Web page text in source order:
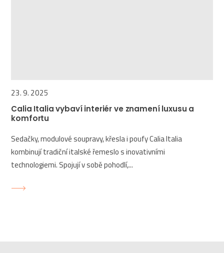
23. 9. 2025
Calia Italia vybaví interiér ve znamení luxusu a
komfortu
Sedačky, modulové soupravy, křesla i poufy Calia Italia
kombinují tradiční italské řemeslo s inovativními
technologiemi. Spojují v sobě pohodlí,...